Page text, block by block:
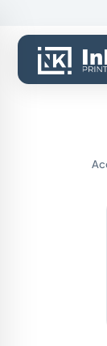
contenu